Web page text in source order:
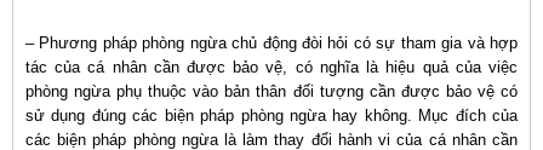
– Phương pháp phòng ngừa chủ động đòi hỏi có sự tham gia và hợp
tác của cá nhân cần được bảo vệ, có nghĩa là hiệu quả của việc
phòng ngừa phụ thuộc vào bản thân đối tượng cần được bảo vệ có
sử dụng đúng các biện pháp phòng ngừa hay không. Mục đích của
các biện pháp phòng ngừa là làm thay đổi hành vi của cá nhân cần